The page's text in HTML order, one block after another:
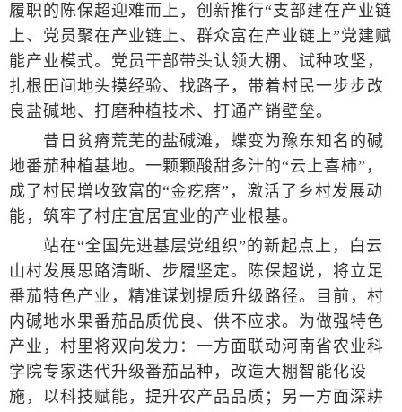
履职的陈保超迎难而上，创新推行“支部建在产业链
上、党员聚在产业链上、群众富在产业链上”党建赋
能产业模式。党员干部带头认领大棚、试种攻坚，
扎根田间地头摸经验、找路子，带着村民一步步改
良盐碱地、打磨种植技术、打通产销壁垒。
昔日贫瘠荒芜的盐碱滩，蝶变为豫东知名的碱
地番茄种植基地。一颗颗酸甜多汁的“云上喜柿”，
成了村民增收致富的“金疙瘩”，激活了乡村发展动
能，筑牢了村庄宜居宜业的产业根基。
站在“全国先进基层党组织”的新起点上，白云
山村发展思路清晰、步履坚定。陈保超说，将立足
番茄特色产业，精准谋划提质升级路径。目前，村
内碱地水果番茄品质优良、供不应求。为做强特色
产业，村里将双向发力：一方面联动河南省农业科
学院专家迭代升级番茄品种，改造大棚智能化设
施，以科技赋能，提升农产品品质；另一方面深耕